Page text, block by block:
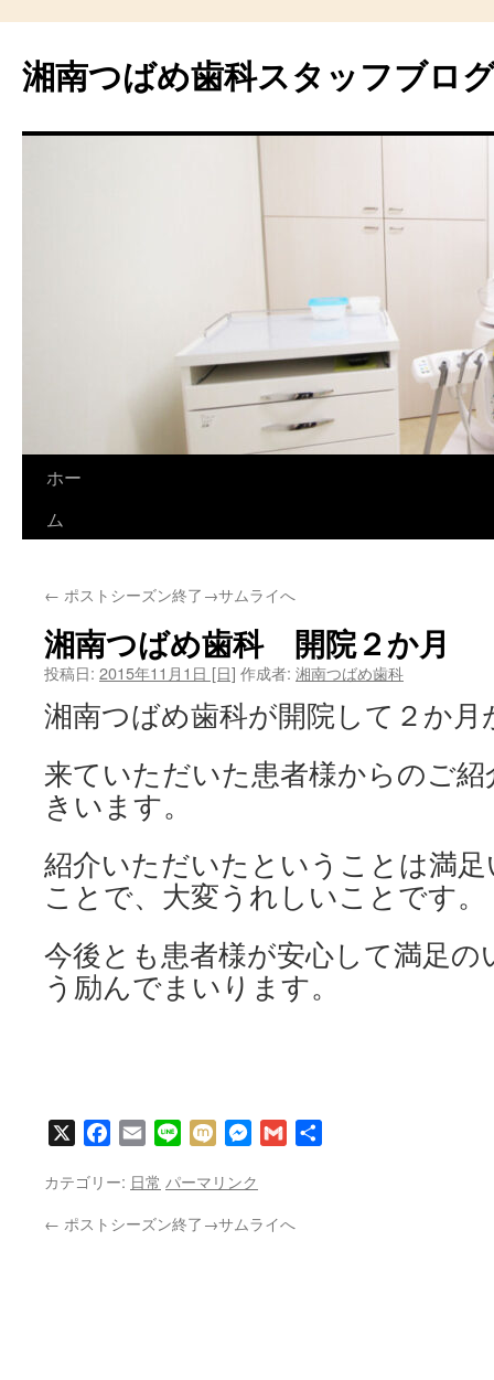
湘南つばめ歯科スタッフブロ
ン
ツ
へ
ス
キ
ホー
ム
← ポストシーズン終了→サムライへ
湘南つばめ歯科 開院２か月
投稿日: 2015年11月1日 [日] 作成者: 湘南つばめ歯科
湘南つばめ歯科が開院して２か
来ていただいた患者様からのご
きいます。
紹介いただいたということは満
ことで、大変うれしいことです。
今後とも患者様が安心して満足
う励んでまいります。
X Facebook
Email Line Mixi Messenger
Gmail
カテゴリー: 日常 パーマリンク
← ポストシーズン終了→サムライへ